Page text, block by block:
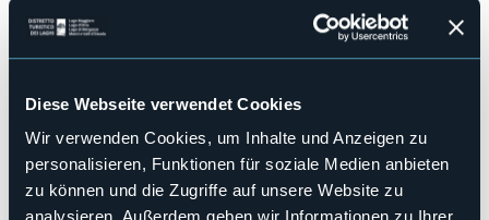
Diese Webseite verwendet Cookies
Wir verwenden Cookies, um Inhalte und Anzeigen zu
personalisieren, Funktionen für soziale Medien anbieten
zu können und die Zugriffe auf unsere Website zu
L'organizzazione, curata da Pro Loco e Comune di Santa
Maria Maggiore, ha previsto anche per questa edizione un
centralissima Piazza Risorgimento
illuminato e decorato dai piccoli abitanti del paese, sarà
quinta teatrale per una performance inedita. Uno
spettacolo che farà dialogare i coinvolgenti canti di un
coro gospel con l'arte del disegno con la sabbia:
protagonisti sarannoAndrea Arena,sand artistdi fama